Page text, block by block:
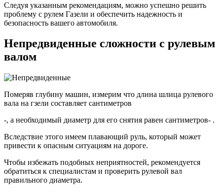
Следуя указанным рекомендациям, можно успешно решить
проблему с рулем Газели и обеспечить надежность и
безопасность вашего автомобиля.
Непредвиденные сложности с рулевым
валом
Померяв глубину машин, измерим что длина шлица рулевого
вала на гзели составляет сантиметров
-, а необходимый диаметр для его снятия равен сантиметров- .
Вследствие этого имеем плавающий руль, который может
привести к опасным ситуациям на дороге.
Чтобы избежать подобных неприятностей, рекомендуется
обратиться к специалистам и проверить рулевой вал
правильного диаметра.